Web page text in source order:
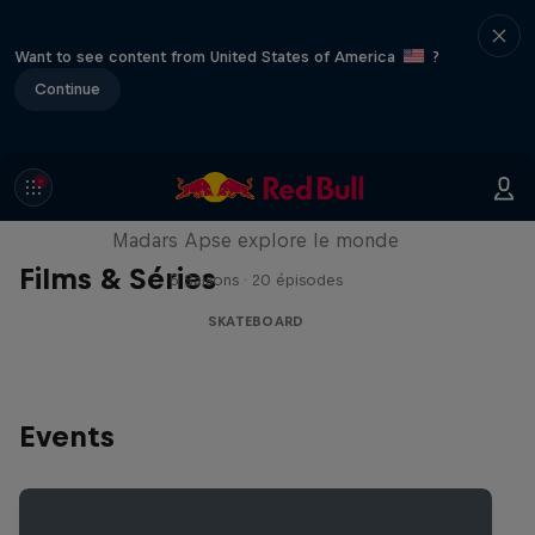
Want to see content from United States of America
?
Continue
Films & Séries
Skate Tales
Madars Apse explore le monde
5 Saisons · 20 épisodes
SKATEBOARD
Events